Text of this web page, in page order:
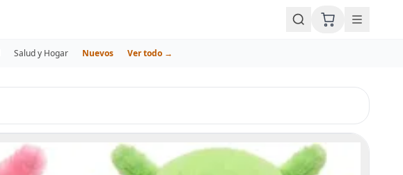
Salud y Hogar Nuevos Ver todo →